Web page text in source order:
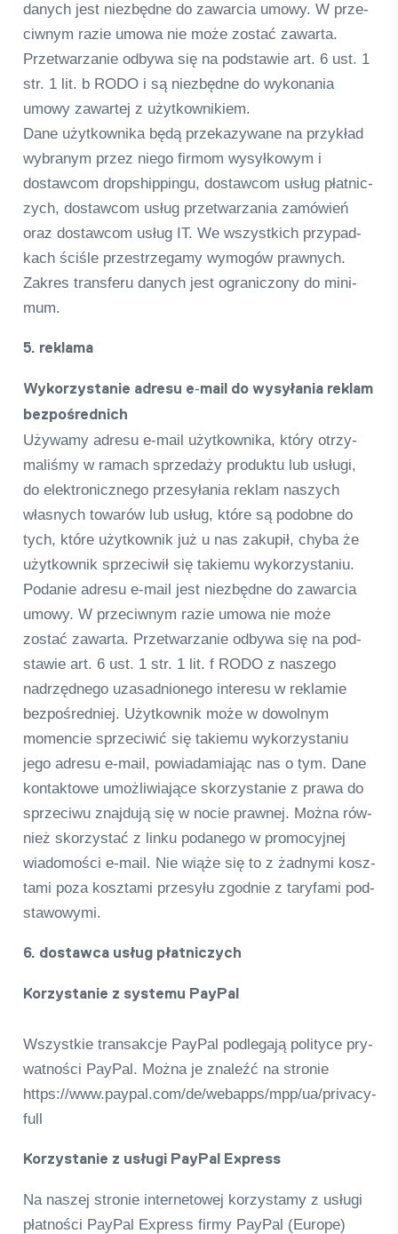
danych jest niez­będne do zaw­ar­cia umowy. W prze­
ciwnym razie umowa nie może zostać zawarta.
Przet­warza­nie odbywa się na pod­sta­wie art. 6 ust. 1
str. 1 lit. b RODO i są niez­będne do wykona­nia
umowy zawar­tej z użyt­kow­ni­kiem.
Dane użyt­kow­nika będą prze­ka­zy­wane na przy­kład
wybranym przez niego firmom wysył­ko­wym i
dostaw­com drop­ship­pingu, dostaw­com usług płat­nic­
zych, dostaw­com usług przet­warza­nia zamó­wień
oraz dostaw­com usług IT. We wszyst­kich przy­pad­
kach ściśle przestrz­e­gamy wymo­gów prawnych.
Zak­res trans­feru danych jest ogra­nic­z­ony do mini­
mum.
5. reklama
Wykor­zysta­nie adresu e‑mail do wysyła­nia reklam
bez­poś­red­nich
Uży­wamy adresu e‑mail użyt­kow­nika, który otrzy­
ma­liśmy w ramach sprze­daży pro­duktu lub usługi,
do elek­tro­nicz­n­ego prze­syła­nia reklam nas­zych
włas­nych towarów lub usług, które są pod­obne do
tych, które użyt­kow­nik już u nas zaku­pił, chyba że
użyt­kow­nik sprze­ci­wił się takiemu wykor­zysta­niu.
Poda­nie adresu e‑mail jest niez­będne do zaw­ar­cia
umowy. W prze­ciwnym razie umowa nie może
zostać zawarta. Przet­warza­nie odbywa się na pod­
sta­wie art. 6 ust. 1 str. 1 lit. f RODO z nas­zego
nadrzęd­n­ego uza­sad­nio­n­ego inte­resu w rekla­mie
bez­poś­red­niej. Użyt­kow­nik może w dowol­nym
momen­cie sprze­ci­wić się takiemu wykor­zysta­niu
jego adresu e‑mail, powia­da­mi­a­jąc nas o tym. Dane
kon­takt­owe umoż­li­wia­jące skor­zysta­nie z prawa do
sprze­ciwu znaj­dują się w nocie praw­nej. Można rów­
nież skor­zystać z linku poda­n­ego w pro­mo­cy­j­nej
wia­do­mości e‑mail. Nie wiąże się to z żad­nymi kosz­
tami poza kosz­tami prze­syłu zgod­nie z tary­fami pod­
sta­wo­wymi.
6. dostawca usług płat­nic­zych
Kor­zysta­nie z sys­temu Pay­Pal
Wszyst­kie transak­cje Pay­Pal pod­le­gają poli­tyce pry­
wat­ności Pay­Pal. Można je zna­leźć na stro­nie
https://www.paypal.com/de/webapps/mpp/ua/privacy-
full
Kor­zysta­nie z usługi Pay­Pal Express
Na nas­zej stro­nie inter­neto­wej kor­zystamy z usługi
płat­ności Pay­Pal Express firmy Pay­Pal (Europe)